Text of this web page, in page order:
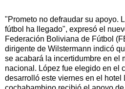
"Prometo no defraudar su apoyo.
fútbol ha llegado", expresó el
Federación Boliviana de Fútbol
dirigente de Wilstermann indicó
se acabará la incertidumbre en el
nacional. López fue elegido en el
desarrolló este viernes en el hotel